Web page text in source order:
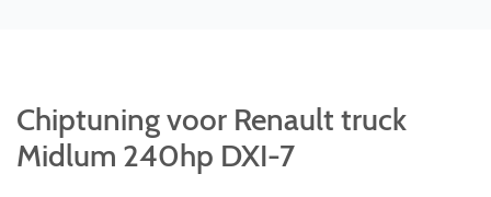
Chiptuning voor Renault truck
Midlum 240hp DXI-7